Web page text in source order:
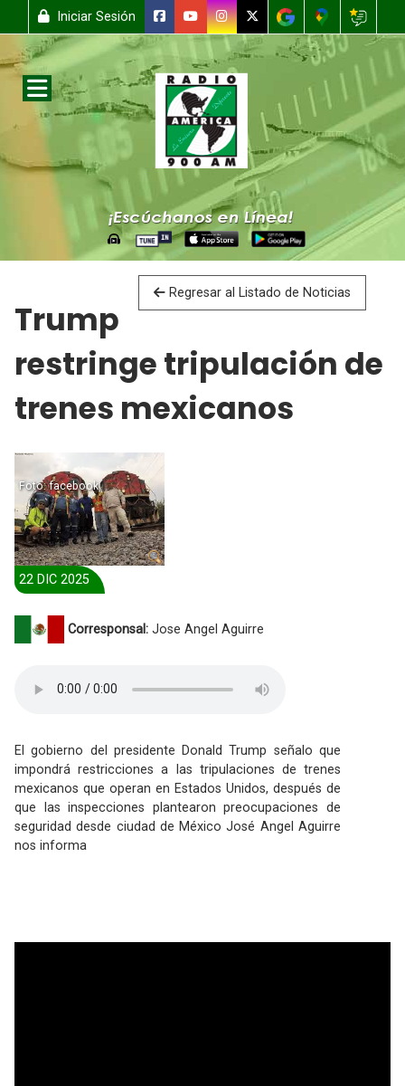
Iniciar Sesión
Regresar al Listado de Noticias
Trump
restringe tripulación de
trenes mexicanos
Foto: facebook
22 DIC 2025
Corresponsal: Jose Angel Aguirre
El gobierno del presidente Donald Trump señalo que
impondrá restricciones a las tripulaciones de trenes
mexicanos que operan en Estados Unidos, después de
que las inspecciones plantearon preocupaciones de
seguridad desde ciudad de México José Angel Aguirre
nos informa